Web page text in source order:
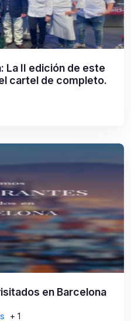
La II edición de este
cartel de completo.
en Barcelona
+ 1